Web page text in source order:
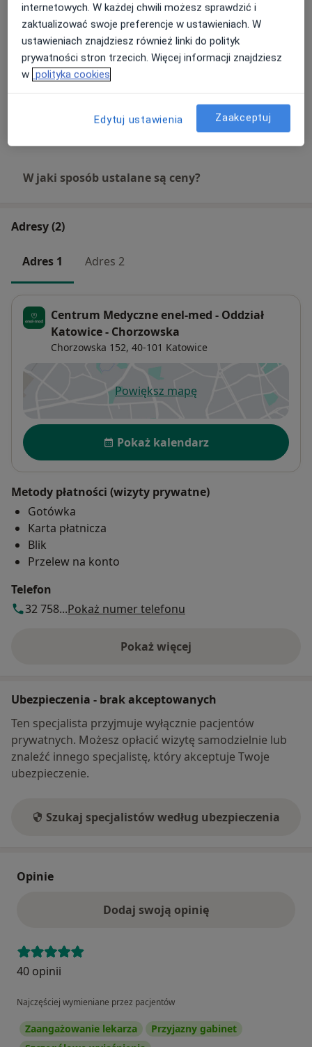
USG węzłów chłonnych
170 zł - 248 zł Szczegóły Umów wizytę
USG układu moczowego
W jaki sposób ustalane są ceny?
Adresy (2)
Adres 1 Adres 2
Centrum Medyczne enel-med - Oddział
Katowice - Chorzowska
Chorzowska 152, 40-101 Katowice
Powiększ mapęotwiera się w nowej karcie
Dostępność
Pokaż kalendarz
Metody płatności (wizyty prywatne)
Gotówka
Karta płatnicza
Blik
Przelew na konto
Telefon
32 758...Pokaż numer telefonu
Pokaż więcej
o adresie
Ubezpieczenia - brak akceptowanych
Ten specjalista przyjmuje wyłącznie pacjentów
prywatnych. Możesz opłacić wizytę samodzielnie lub
znaleźć innego specjalistę, który akceptuje Twoje
ubezpieczenie.
Szukaj specjalistów według ubezpieczenia
Opinie
Dodaj swoją opinię
40 opinii
Najczęściej wymieniane przez pacjentów
Zaangażowanie lekarza
Przyjazny gabinet
internetowych. W każdej chwili możesz sprawdzić i
zaktualizować swoje preferencje w ustawieniach. W
ustawieniach znajdziesz również linki do polityk
prywatności stron trzecich. Więcej informacji znajdziesz
w polityka cookies
Edytuj ustawienia Zaakceptuj